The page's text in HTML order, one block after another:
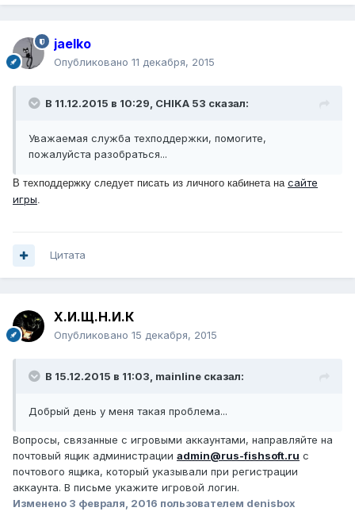
jaelko
Опубликовано 11 декабря, 2015
В 11.12.2015 в 10:29, CHIKA 53 сказал:
Уважаемая служба техподдержки, помогите,
пожалуйста разобраться...
В техподдержку следует писать из личного кабинета на сайте
игры.
Цитата
Х.И.Щ.Н.И.К
Опубликовано 15 декабря, 2015
В 15.12.2015 в 11:03, mainline сказал:
Добрый день у меня такая проблема...
Вопросы, связанные с игровыми аккаунтами, направляйте на
почтовый ящик администрации admin@rus-fishsoft.ru с
почтового ящика, который указывали при регистрации
аккаунта. В письме укажите игровой логин.
Изменено 3 февраля, 2016 пользователем denisbox